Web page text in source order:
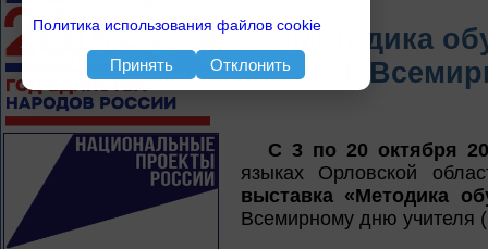
«Методика
К
С 3 по 20 октября
языках Орловской
выставка «Методика
Всемирному дню учителя
Политика использования файлов cookie
Принять Отклонить